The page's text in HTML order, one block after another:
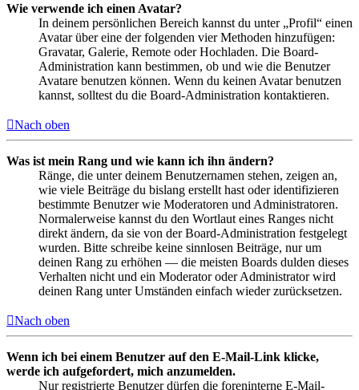
Wie verwende ich einen Avatar?
In deinem persönlichen Bereich kannst du unter „Profil“ einen
Avatar über eine der folgenden vier Methoden hinzufügen:
Gravatar, Galerie, Remote oder Hochladen. Die Board-
Administration kann bestimmen, ob und wie die Benutzer
Avatare benutzen können. Wenn du keinen Avatar benutzen
kannst, solltest du die Board-Administration kontaktieren.
Nach oben
Was ist mein Rang und wie kann ich ihn ändern?
Ränge, die unter deinem Benutzernamen stehen, zeigen an,
wie viele Beiträge du bislang erstellt hast oder identifizieren
bestimmte Benutzer wie Moderatoren und Administratoren.
Normalerweise kannst du den Wortlaut eines Ranges nicht
direkt ändern, da sie von der Board-Administration festgelegt
wurden. Bitte schreibe keine sinnlosen Beiträge, nur um
deinen Rang zu erhöhen — die meisten Boards dulden dieses
Verhalten nicht und ein Moderator oder Administrator wird
deinen Rang unter Umständen einfach wieder zurücksetzen.
Nach oben
Wenn ich bei einem Benutzer auf den E-Mail-Link klicke,
werde ich aufgefordert, mich anzumelden.
Nur registrierte Benutzer dürfen die foreninterne E-Mail-